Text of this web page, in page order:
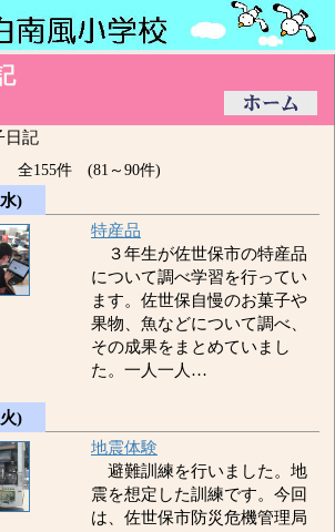
日記
全155件 (81～90件)
)
特産品
３年生が佐世保市の特産品
について調べ学習を行ってい
ます。佐世保自慢のお菓子や
果物、魚などについて調べ、
その成果をまとめていまし
た。一人一人…
)
地震体験
避難訓練を行いました。地
震を想定した訓練です。今回
は、佐世保市防災危機管理局